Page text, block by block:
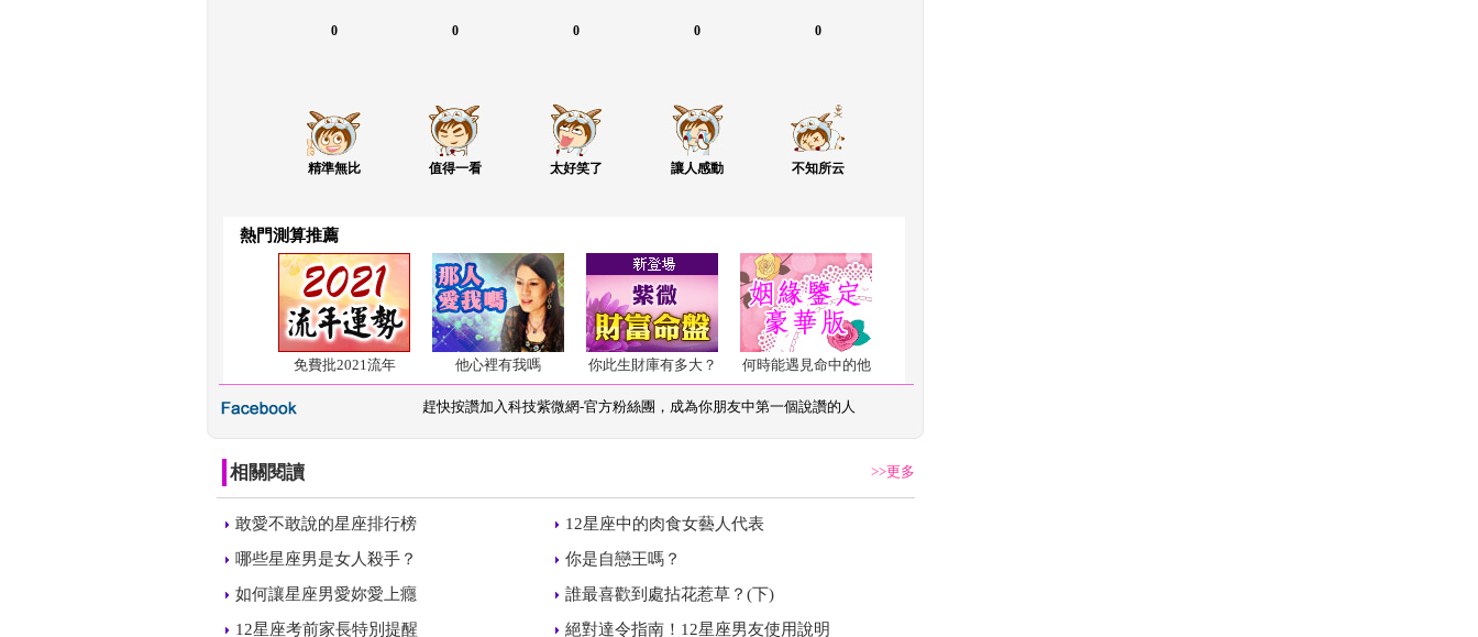
0
精準無比
0
值得一看
0
太好笑了
0
讓人感動
0
不知所云
熱門測算推薦
免費批2021流年 他心裡有我嗎 你此生財庫有多大？ 何時能遇見命中的他
趕快按讚加入科技紫微網-官方粉絲團 ，成為你朋友中第一個說讚的人
相關閱讀 >>更多
敢愛不敢說的星座排行榜
哪些星座男是女人殺手？
如何讓星座男愛妳愛上癮
12星座考前家長特別提醒
12星座中的肉食女藝人代表
你是自戀王嗎？
誰最喜歡到處拈花惹草？(下)
絕對達令指南！12星座男友使用說明